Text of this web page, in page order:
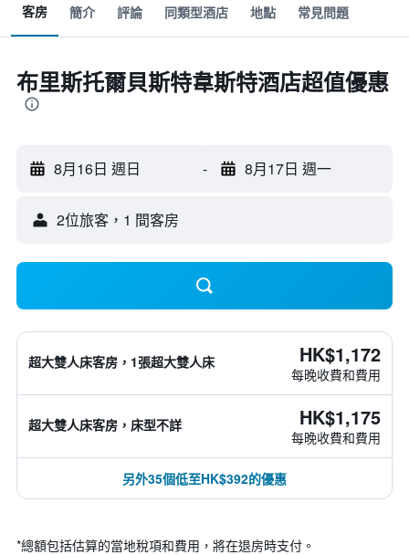
客房 簡介 評論 同類型酒店 地點 常見問題
布里斯托爾貝斯特韋斯特酒店超值優惠
8月16日 週日 - 8月17日 週一
2位旅客，1 間客房
超大雙人床客房，1張超大雙人床 HK$1,172
每晚收費和費用
超大雙人床客房，床型不詳 HK$1,175
每晚收費和費用
另外35個低至HK$392的優惠
*總額包括估算的當地稅項和費用，將在退房時支付。